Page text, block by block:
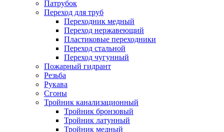
Патрубок
Переход для труб
Переходник медный
Переход нержавеющий
Пластиковые переходники
Переход стальной
Переход чугунный
Пожарный гидрант
Резьба
Рукава
Сгоны
Тройник канализационный
Тройник бронзовый
Тройник латунный
Тройник медный